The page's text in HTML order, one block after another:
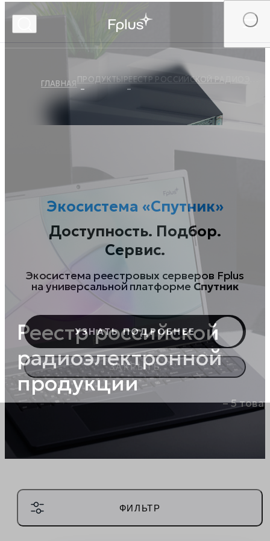
ГЛАВНАЯ ПРОДУКТЫ
Реестр российской
радиоэлектронной
продукции
– 5
ФИЛЬТР
Экосистема «Спутник»
Доступность. Подбор.
Сервис.
Экосистема реестровых серверов Fplus
на универсальной платформе Спутник
УЗНАТЬ ПОДРОБНЕЕ
ЗАКРЫТЬ